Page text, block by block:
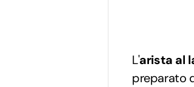
L'arista al
preparato